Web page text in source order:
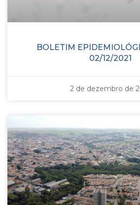
BOLETIM
02/12/2021
2 de dezembro de